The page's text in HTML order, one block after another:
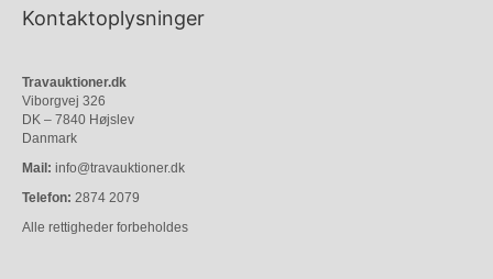
Kontaktoplysninger
Travauktioner.dk
Viborgvej 326
DK – 7840 Højslev
Danmark
Mail: info@travauktioner.dk
Telefon: 2874 2079
Alle rettigheder forbeholdes